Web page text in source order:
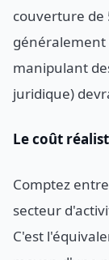
couverture de
généralement
manipulant
juridique)
Le coût
Comptez
secteur
C'est